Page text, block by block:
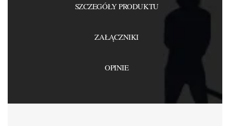
SZCZEGÓŁY PRODUKTU
ZAŁĄCZNIKI
OPINIE